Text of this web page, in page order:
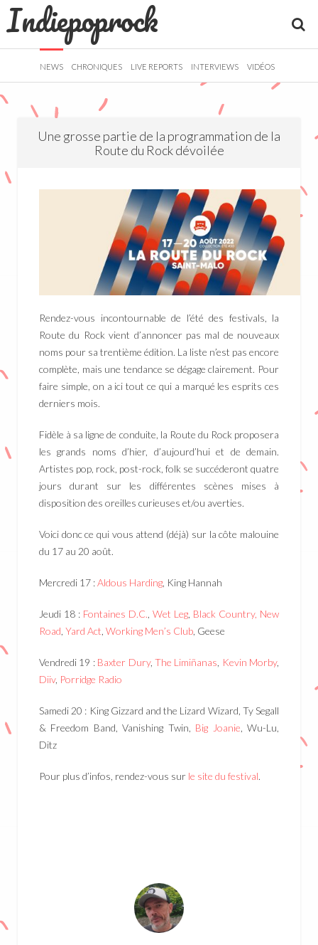
Indiepoprock
NEWS CHRONIQUES LIVE REPORTS INTERVIEWS VIDÉOS
Une grosse partie de la programmation de la
Route du Rock dévoilée
Rendez-vous incontournable de l’été des festivals, la
Route du Rock vient d’annoncer pas mal de nouveaux
noms pour sa trentième édition. La liste n’est pas encore
complète, mais une tendance se dégage clairement. Pour
faire simple, on a ici tout ce qui a marqué les esprits ces
derniers mois.
Fidèle à sa ligne de conduite, la Route du Rock proposera
les grands noms d’hier, d’aujourd’hui et de demain.
Artistes pop, rock, post-rock, folk se succéderont quatre
jours durant sur les différentes scènes mises à
disposition des oreilles curieuses et/ou averties.
Voici donc ce qui vous attend (déjà) sur la côte malouine
du 17 au 20 août.
Mercredi 17 :Aldous Harding , King Hannah
Jeudi 18 : Fontaines D.C. Wet Leg Black Country, New
Road Yard Act Working Men’s Club , Geese
Vendredi 19 : Baxter Dury, The Limiñanas Kevin Morby,
Diiv, Porridge Radio
Samedi 20 : King Gizzard and the Lizard Wizard, Ty Segall
& Freedom Band, Vanishing Twin, Big Joanie , Wu-Lu,
Ditz
Pour plus d’infos, rendez-vous sur le site du festival.